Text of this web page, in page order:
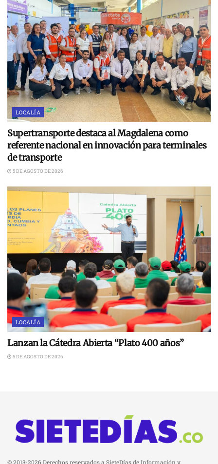
LOCALÍA
Supertransporte destaca al Magdalena como
referente nacional en innovación para terminales
de transporte
5 DE AGOSTO DE 2026
LOCALÍA
Lanzan la Cátedra Abierta “Plato 400 años”
5 DE AGOSTO DE 2026
© 2013-2026 Derechos reservados a SieteDías de Información y